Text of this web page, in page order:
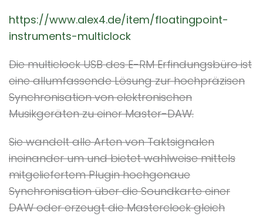
https://www.alex4.de/item/floatingpoint-
instruments-multiclock
Die multiclock USB des E-RM Erfindungsbüro ist
eine allumfassende Lösung zur hochpräzisen
Synchronisation von elektronischen
Musikgeräten zu einer Master-DAW.
Sie wandelt alle Arten von Taktsignalen
ineinander um und bietet wahlweise mittels
mitgeliefertem Plugin hochgenaue
Synchronisation über die Soundkarte einer
DAW oder erzeugt die Masterclock gleich